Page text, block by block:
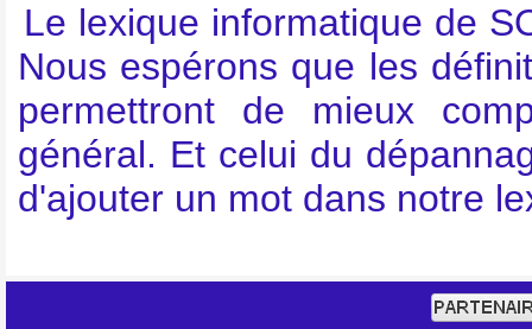
Le lexique informatique de
Nous espérons que les
permettront de mieux
général. Et celui du
d'ajouter un mot dans notre